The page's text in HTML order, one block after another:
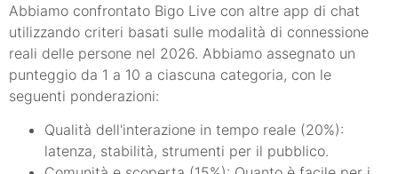
Abbiamo confrontato Bigo Live con altre app di chat
utilizzando criteri basati sulle modalità di connessione
reali delle persone nel 2026. Abbiamo assegnato un
punteggio da 1 a 10 a ciascuna categoria, con le
seguenti ponderazioni:
Qualità dell'interazione in tempo reale (20%):
latenza, stabilità, strumenti per il pubblico.